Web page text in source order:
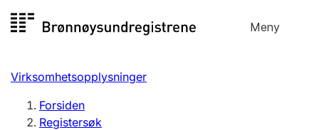
til
Meny
Registersøk
Aksjeselskap
Virksomhetsopplysninger
Forsiden
Registersøk